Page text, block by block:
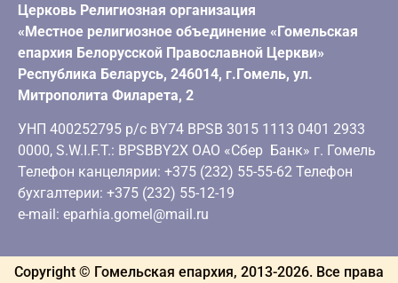
Церковь Религиозная организация
«Местное религиозное объединение «Гомельская
епархия Белорусской Православной Церкви»
Республика Беларусь, 246014, г.Гомель, ул.
Митрополита Филарета, 2
УНП 400252795 р/с BY74 BPSB 3015 1113 0401 2933
0000, S.W.I.F.T.: BPSBBY2X ОАО «Сбер Банк» г. Гомель
Телефон канцелярии: +375 (232) 55-55-62 Телефон
бухгалтерии: +375 (232) 55-12-19
e-mail: eparhia.gomel@mail.ru
Copyright © Гомельская епархия, 2013-2026. Все права